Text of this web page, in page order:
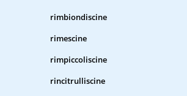
rimbiondiscine
rimescine
rimpiccoliscine
rincitrulliscine